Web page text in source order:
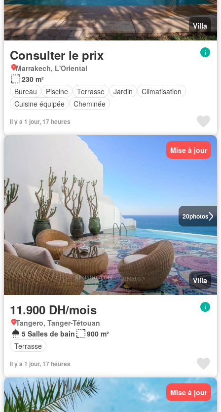
Villa
Consulter le prix
Marrakech, L'Oriental
230 m²
Bureau
Piscine Terrasse Jardin
Climatisation
Cuisine équipée
Cheminée
Il y a 1 jour, 17 heures
20photos
Mise à jour
Villa
11.900 DH/mois
Tangero, Tanger-Tétouan
5 Salles de bain
900 m²
Terrasse
Il y a 1 jour, 17 heures
Mise à jour